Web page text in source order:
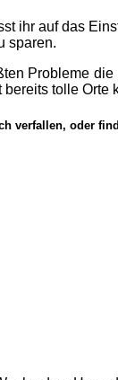
ihr auf das
sparen.
Probleme
tolle
verfallen, oder